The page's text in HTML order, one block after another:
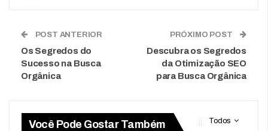
POST ANTERIOR
Os Segredos do
Sucesso na Busca
Orgânica
PRÓXIMO POST
Descubra os Segredos
da Otimização SEO
para Busca Orgânica
Todos
Você Pode Gostar Também